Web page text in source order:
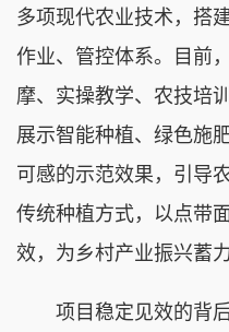
多项现代农业技术，搭
作业、管控体系。目前
摩、实操教学、农技培
展示智能种植、绿色施
可感的示范效果，引导
传统种植方式，以点带
效，为乡村产业振兴蓄力
项目稳定见效的背后